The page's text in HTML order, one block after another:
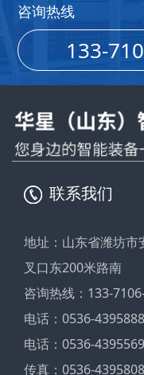
咨询热线
133-
联系我们
地址：山东省潍坊市
叉口东200米路南
咨询热线：133-
电话：0536-4395888
电话：0536-4395569
传真：0536-4395808